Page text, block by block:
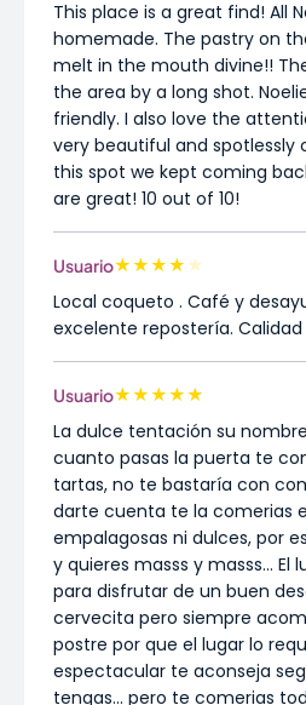
This place is a great find! All
homemade. The pastry on
melt in the mouth divine!!
the area by a long shot.
friendly. I also love the
very beautiful and spotlessly
this spot we kept coming
are great! 10 out of 10!
Usuario★★★★ ★
Local coqueto . Café y
excelente repostería. Calidad
Usuario★★★★★
La dulce tentación su
cuanto pasas la puerta te
tartas, no te bastaría con
darte cuenta te la comerias
empalagosas ni dulces, por
y quieres masss y masss... El
para disfrutar de un buen
cervecita pero siempre
postre por que el lugar lo
espectacular te aconseja
tengas... pero te comerias